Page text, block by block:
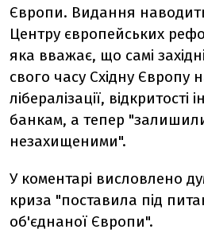
Європи. Видання
Центру європейських
яка вважає, що самі
свого часу Східну Європу
лібералізації,
банкам, а тепер
незахищеними".
У коментарі висловлено
криза "поставила під
об'єднаної Європи".